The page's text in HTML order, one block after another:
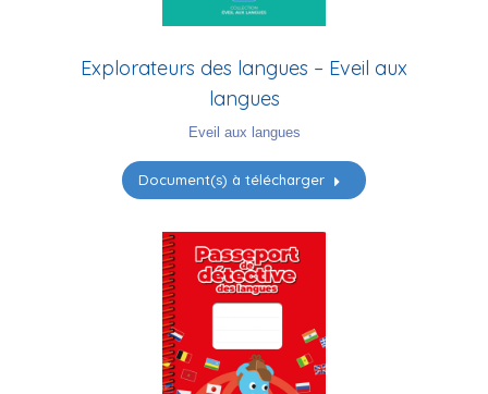
Explorateurs des langues – Eveil aux
langues
Eveil aux langues
Document(s) à télécharger